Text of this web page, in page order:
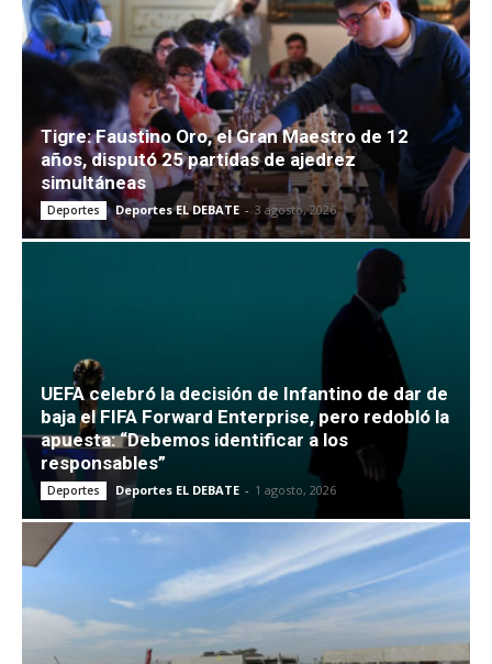
Tigre: Faustino Oro, el Gran Maestro de 12
años, disputó 25 partidas de ajedrez
simultáneas
Deportes Deportes EL DEBATE - 3 agosto, 2026
UEFA celebró la decisión de Infantino de dar de
baja el FIFA Forward Enterprise, pero redobló la
apuesta: “Debemos identificar a los
responsables”
Deportes Deportes EL DEBATE - 1 agosto, 2026